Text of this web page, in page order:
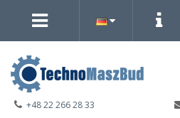
+48 22 266 28 33